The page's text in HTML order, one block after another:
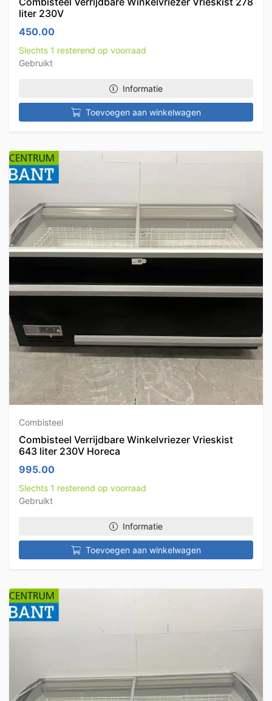
liter 230V
450.00
Slechts 1 resterend op voorraad
Gebruikt
Informatie
Toevoegen aan winkelwagen
Combisteel
Combisteel Verrijdbare Winkelvriezer Vrieskist
643 liter 230V Horeca
995.00
Slechts 1 resterend op voorraad
Gebruikt
Informatie
Toevoegen aan winkelwagen